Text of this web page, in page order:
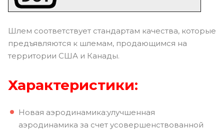
Шлем соответствует стандартам качества, которые
предъявляются к шлемам, продающимся на
территории США и Канады.
Характеристики:
Новая аэродинамика:улучшенная
аэродинамика за счет усовершенствованной